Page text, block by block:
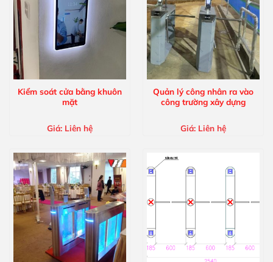
Kiểm soát cửa bằng khuôn
mặt
Giá: Liên hệ
Quản lý công nhân ra vào
công trường xây dựng
Giá: Liên hệ